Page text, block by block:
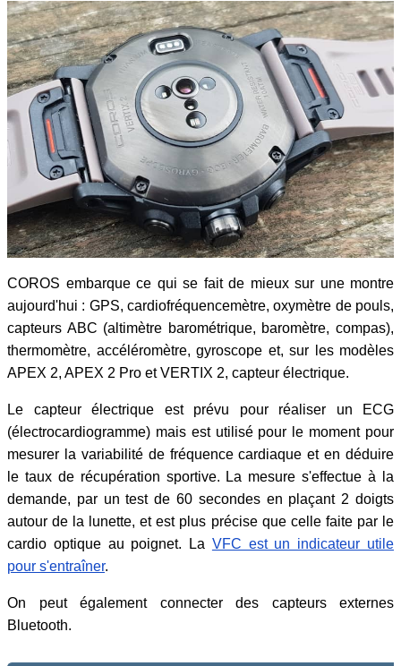
COROS embarque ce qui se fait de mieux sur une montre
aujourd'hui : GPS, cardiofréquencemètre, oxymètre de pouls,
capteurs ABC (altimètre barométrique, baromètre, compas),
thermomètre, accéléromètre, gyroscope et, sur les modèles
APEX 2, APEX 2 Pro et VERTIX 2, capteur électrique.
Le capteur électrique est prévu pour réaliser un ECG
(électrocardiogramme) mais est utilisé pour le moment pour
mesurer la variabilité de fréquence cardiaque et en déduire
le taux de récupération sportive. La mesure s'effectue à la
demande, par un test de 60 secondes en plaçant 2 doigts
autour de la lunette, et est plus précise que celle faite par le
cardio optique au poignet. La VFC est un indicateur utile
pour s'entraîner.
On peut également connecter des capteurs externes
Bluetooth.